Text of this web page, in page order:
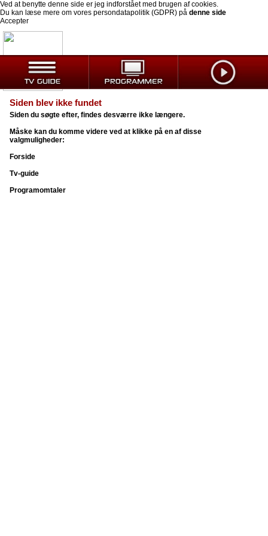
Ved at benytte denne side er jeg indforstået med brugen af cookies.
Du kan læse mere om vores persondatapolitik (GDPR) på denne side
Accepter
Siden blev ikke fundet
Siden du søgte efter, findes desværre ikke længere.
Måske kan du komme videre ved at klikke på en af disse
valgmuligheder:
Forside
Tv-guide
Programomtaler